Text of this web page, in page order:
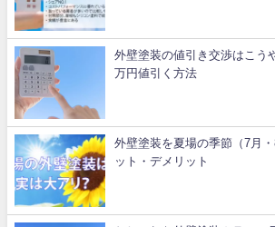
外壁塗装の値引き交渉はこう
万円値引く方法
外壁塗装を夏場の季節（7月
ット・デメリット